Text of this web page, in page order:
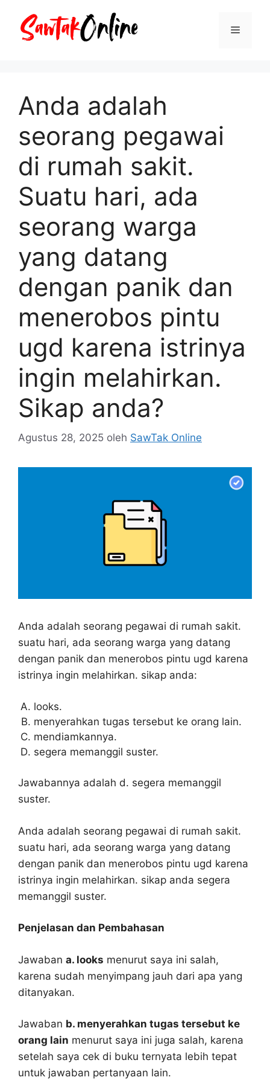
Menu
Anda adalah
seorang pegawai
di rumah sakit.
Suatu hari, ada
seorang warga
yang datang
dengan panik dan
menerobos pintu
ugd karena istrinya
ingin melahirkan.
Sikap anda?
Agustus 28, 2025 oleh SawTak Online
Anda adalah seorang pegawai di rumah sakit.
suatu hari, ada seorang warga yang datang
dengan panik dan menerobos pintu ugd karena
istrinya ingin melahirkan. sikap anda:
looks.
menyerahkan tugas tersebut ke orang lain.
mendiamkannya.
segera memanggil suster.
Jawabannya adalah d. segera memanggil
suster.
Anda adalah seorang pegawai di rumah sakit.
suatu hari, ada seorang warga yang datang
dengan panik dan menerobos pintu ugd karena
istrinya ingin melahirkan. sikap anda segera
memanggil suster.
Penjelasan dan Pembahasan
Jawaban a. looks menurut saya ini salah,
karena sudah menyimpang jauh dari apa yang
ditanyakan.
Jawaban b. menyerahkan tugas tersebut ke
orang lain menurut saya ini juga salah, karena
setelah saya cek di buku ternyata lebih tepat
untuk jawaban pertanyaan lain.